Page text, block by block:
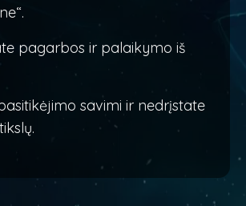
pagarbos ir palaikymo iš
savimi ir nedrįstate